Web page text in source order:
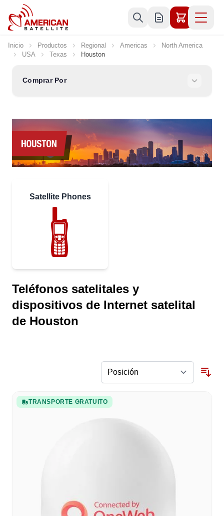
Ir al contenido
Inicio Productos Regional Americas
North America
USA
Texas Houston
Comprar Por
Satellite Phones
Teléfonos satelitales y
dispositivos de Internet satelital
de Houston
TRANSPORTE GRATUITO